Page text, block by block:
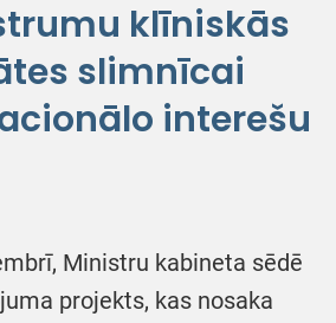
klīniskās
slimnīcai
interešu
Ministru kabineta sēdē
projekts, kas nosaka